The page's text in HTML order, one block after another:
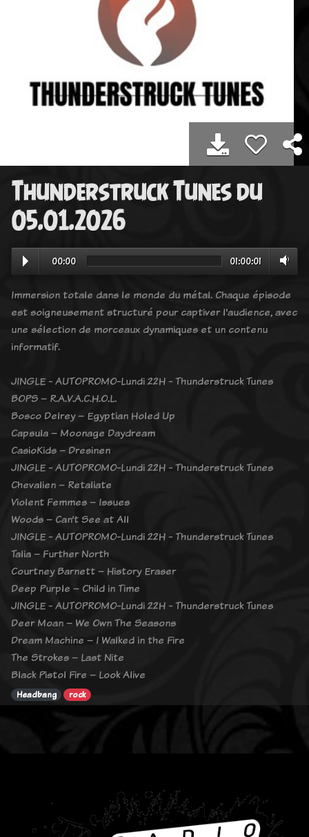
Thunderstruck Tunes du
05.01.2026
00:00 01:00:01
Immersion totale dans le monde du métal. Chaque épisode
est soigneusement structuré pour captiver l'audience, avec
une sélection de morceaux dynamiques et un contenu
informatif.
JINGLE - AUTOPROMO-Lundi 22H - Thunderstruck Tunes
BOPS – R.A.V.A.C.H.O.L.
Bosco Delrey – Egyptian Holed Up
Capsula – Moonage Daydream
CasioKids – Dresinen
JINGLE - AUTOPROMO-Lundi 22H - Thunderstruck Tunes
Chevalien – Retaliate
Violent Femmes – Issues
Woods – Can’t See at All
JINGLE - AUTOPROMO-Lundi 22H - Thunderstruck Tunes
Talia – Further North
Courtney Barnett – History Eraser
Deep Purple – Child in Time
JINGLE - AUTOPROMO-Lundi 22H - Thunderstruck Tunes
Deer Moan – We Own The Seasons
Dream Machine – I Walked in the Fire
The Strokes – Last Nite
Black Pistol Fire – Look Alive
Headbang rock